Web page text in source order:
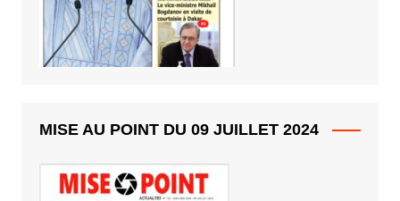
MISE AU POINT DU 09 JUILLET 2024